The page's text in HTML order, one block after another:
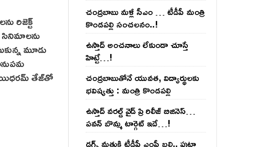
రిజెక్ట్
సినిమాలను
మూడు
తేజ్‌తో
చంద్ర‌బాబు మ‌ళ్లీ సీఎం … టీడీపీ మంత్రి
కొండ‌ప‌ల్లి సంచ‌ల‌నం..!
ఉస్తాద్ అంచ‌నాలు లేకుండా చూస్తే
హిట్టే…!
చంద్ర‌బాబుతోనే యువ‌త‌, విద్యార్థుల‌కు
భ‌విష్య‌త్తు : మంత్రి కొండ‌ప‌ల్లి
ఉస్తాద్ వ‌ర‌ల్డ్ వైడ్ ప్రి రిలీజ్ బిజినెస్‌…
ప‌వ‌న్ బొమ్మ టార్గెట్ ఇదే…!
డ్రగ్స్ మత్తుకి టీడీపీ ఎంపీ బలి.. పుట్టా